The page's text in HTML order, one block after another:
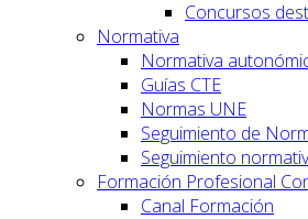
Concursos
Normativa
Normativa
Guías CTE
Normas UNE
Seguimiento de
Seguimiento
Formación Profesional
Canal Formación